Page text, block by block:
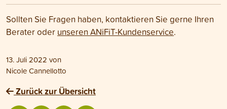
Sollten Sie Fragen haben, kontaktieren Sie gerne Ihren
Berater oder unseren ANiFiT-Kundenservice.
13. Juli 2022 von
Nicole Cannellotto
Zurück zur Übersicht